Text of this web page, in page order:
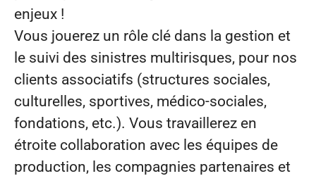
enjeux !
Vous jouerez un rôle clé dans la gestion et
le suivi des sinistres multirisques, pour nos
clients associatifs (structures sociales,
culturelles, sportives, médico-sociales,
fondations, etc.). Vous travaillerez en
étroite collaboration avec les équipes de
production, les compagnies partenaires et